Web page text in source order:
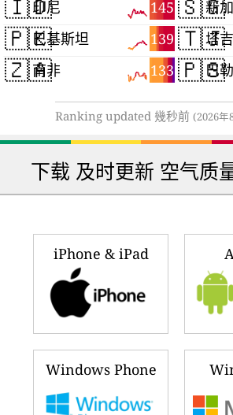
🇮🇩 145
印尼
🇵🇰 139
巴基斯坦
🇿🇦 133
南非
🇸🇬
新
🇹🇯
塔
🇵🇸
Ranking updated 幾秒前 (2026年
下载 及时更新 空气质
iPhone & iPad
Windows Phone